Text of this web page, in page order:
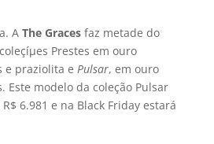
A The Gracesfaz metade do
Prestes em ouro
e praziolita e Pulsar, em ouro
Este modelo da coleção Pulsar
6.981 e na Black Friday estará